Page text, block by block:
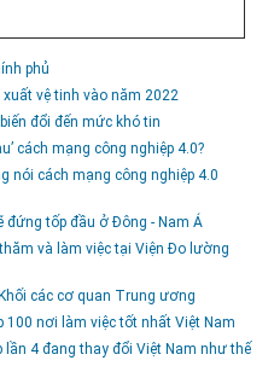
phủ
vệ tinh vào năm 2022
đổi đến mức khó tin
cách mạng công nghiệp 4.0?
nói cách mạng công nghiệp 4.0
đứng tốp đầu ở Ðông - Nam Á
và làm việc tại Viện Đo lường
các cơ quan Trung ương
100 nơi làm việc tốt nhất Việt Nam
lần 4 đang thay đổi Việt Nam như thế